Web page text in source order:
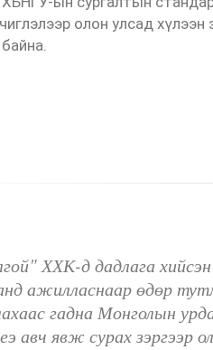
олон улсад
ХХК-д дадлага
ажилласнаар өдөр
гадна Монголын
авч явж сурах зэргээр